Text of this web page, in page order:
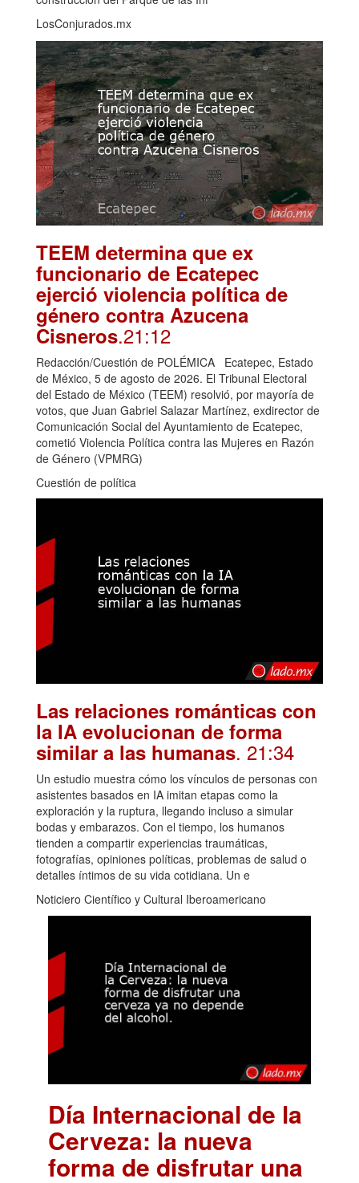
LosConjurados.mx
TEEM determina que ex
funcionario de Ecatepec
ejerció violencia política de
género contra Azucena
Cisneros.21:12
Redacción/Cuestión de POLÉMICA Ecatepec, Estado
de México, 5 de agosto de 2026. El Tribunal Electoral
del Estado de México (TEEM) resolvió, por mayoría de
votos, que Juan Gabriel Salazar Martínez, exdirector de
Comunicación Social del Ayuntamiento de Ecatepec,
cometió Violencia Política contra las Mujeres en Razón
de Género (VPMRG)
Cuestión de política
Las relaciones románticas con
la IA evolucionan de forma
similar a las humanas. 21:34
Un estudio muestra cómo los vínculos de personas con
asistentes basados en IA imitan etapas como la
exploración y la ruptura, llegando incluso a simular
bodas y embarazos. Con el tiempo, los humanos
tienden a compartir experiencias traumáticas,
fotografías, opiniones políticas, problemas de salud o
detalles íntimos de su vida cotidiana. Un e
Noticiero Científico y Cultural Iberoamericano
Día Internacional de la
Cerveza: la nueva
forma de disfrutar una